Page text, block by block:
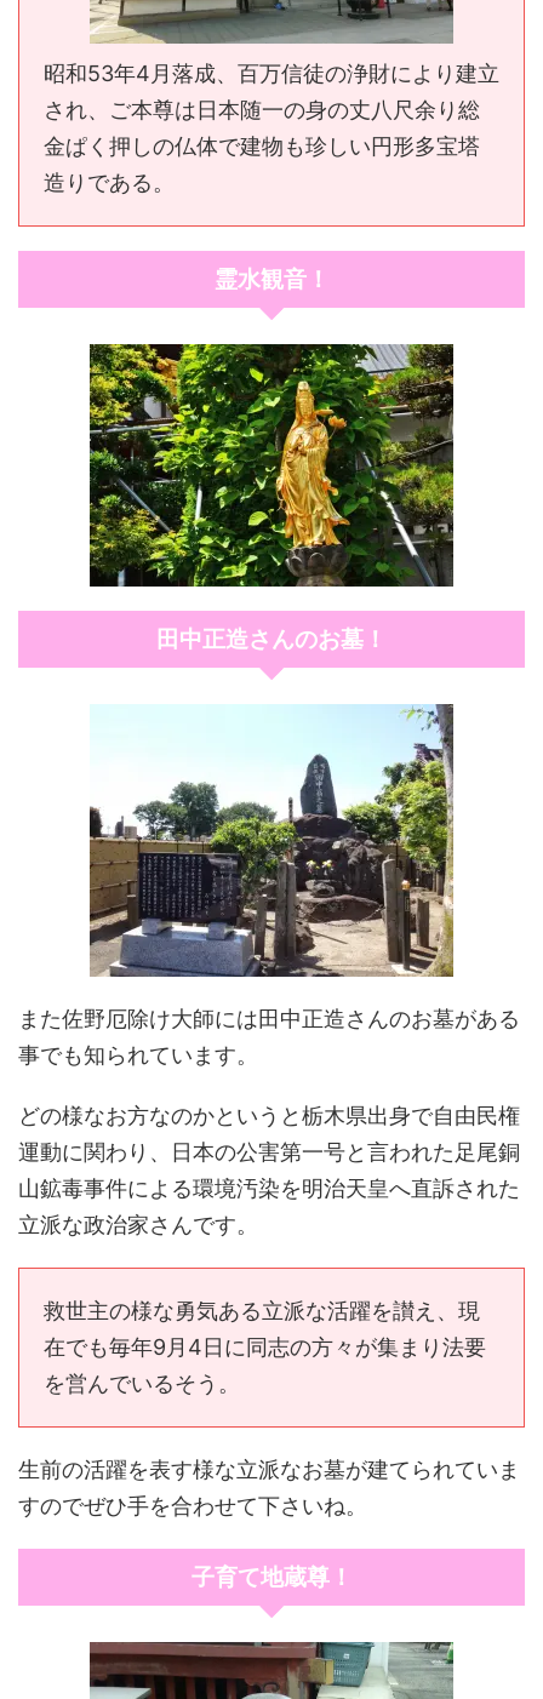
昭和53年4月落成、百万信徒の浄財により建立
され、ご本尊は日本随一の身の丈八尺余り総
金ぱく押しの仏体で建物も珍しい円形多宝塔
造りである。
霊水観音！
田中正造さんのお墓！
また佐野厄除け大師には田中正造さんのお墓がある
事でも知られています。
どの様なお方なのかというと栃木県出身で自由民権
運動に関わり、日本の公害第一号と言われた足尾銅
山鉱毒事件による環境汚染を明治天皇へ直訴された
立派な政治家さんです。
救世主の様な勇気ある立派な活躍を讃え、現
在でも毎年9月4日に同志の方々が集まり法要
を営んでいるそう。
生前の活躍を表す様な立派なお墓が建てられていま
すのでぜひ手を合わせて下さいね。
子育て地蔵尊！